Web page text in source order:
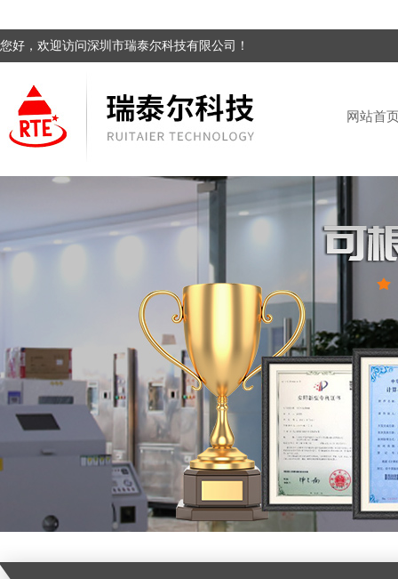
您好，欢迎访问深圳市瑞泰尔科技有限公司！
网站首